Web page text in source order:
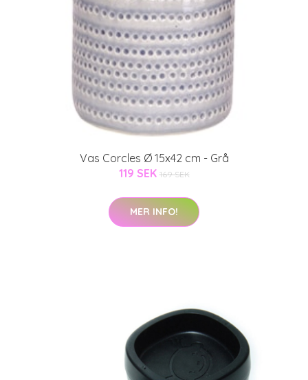
Vas Corcles Ø 15x42 cm - Grå
119 SEK 169 SEK
MER INFO!